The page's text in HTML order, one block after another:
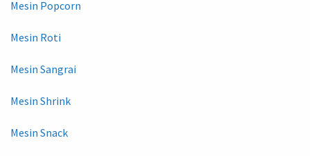
Mesin Popcorn
Mesin Roti
Mesin Sangrai
Mesin Shrink
Mesin Snack